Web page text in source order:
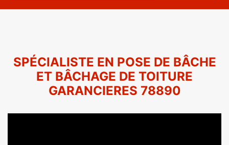
SPÉCIALISTE EN POSE DE BÂCHE
ET BÂCHAGE DE TOITURE
GARANCIERES 78890